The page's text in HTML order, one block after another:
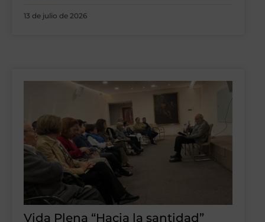
13 de julio de 2026
Vida Plena “Hacia la santidad”